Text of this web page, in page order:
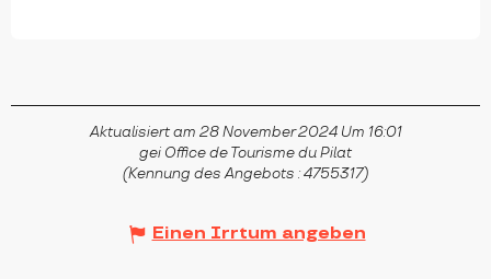
Aktualisiert am 28 November 2024 Um 16:01
gei Office de Tourisme du Pilat
(Kennung des Angebots :4755317)
Einen Irrtum angeben